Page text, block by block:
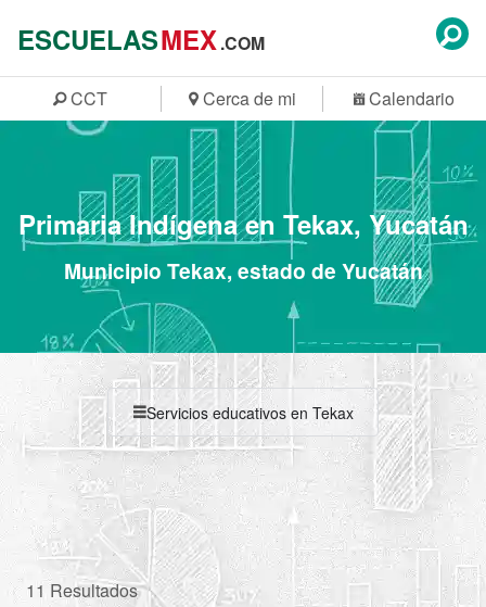
ESCUELASMEX.COM
CCT Cerca de mi Calendario
Primaria Indígena en Tekax, Yucatán
Municipio Tekax, estado de Yucatán
Servicios educativos en Tekax
11 Resultados